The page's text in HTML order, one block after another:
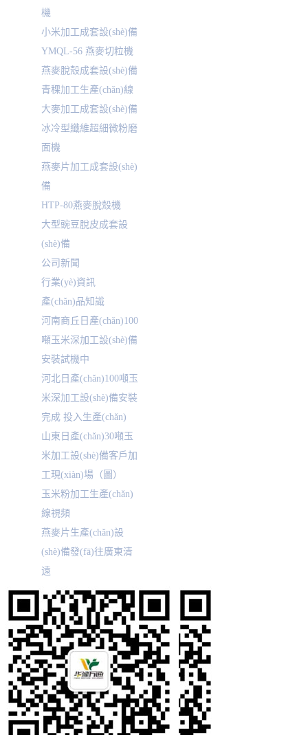
機
小米加工成套設(shè)備
YMQL-56 燕麥切粒機
燕麥脫殼成套設(shè)備
青稞加工生產(chǎn)線
大麥加工成套設(shè)備
冰冷型纖維超細微粉磨
面機
燕麥片加工成套設(shè)
備
HTP-80燕麥脫殼機
大型豌豆脫皮成套設
(shè)備
公司新聞
行業(yè)資訊
產(chǎn)品知識
河南商丘日產(chǎn)100
噸玉米深加工設(shè)備
安裝試機中
河北日產(chǎn)100噸玉
米深加工設(shè)備安裝
完成 投入生產(chǎn)
山東日產(chǎn)30噸玉
米加工設(shè)備客戶加
工現(xiàn)場（圖）
玉米粉加工生產(chǎn)
線視頻
燕麥片生產(chǎn)設
(shè)備發(fā)往廣東清
遠